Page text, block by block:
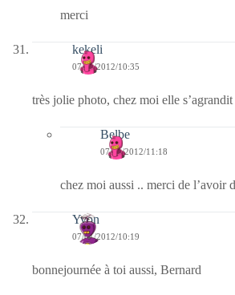
merci
kekeli
07/01/2012/10:35
très jolie photo, chez moi elle s’agrandit
Belbe
07/01/2012/11:18
chez moi aussi .. merci de l’avoir
Yvon
07/01/2012/10:19
bonnejournée à toi aussi, Bernard